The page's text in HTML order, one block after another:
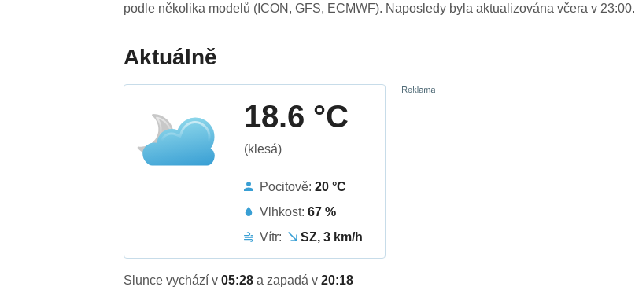
podle několika modelů (ICON, GFS, ECMWF). Naposledy byla aktualizována včera v 23:00.
Aktuálně
18.6 °C
(klesá)
Pocitově:20 °C
Vlhkost:67 %
Vítr:
SZ, 3 km/h
Slunce vychází v05:28a zapadá v20:18